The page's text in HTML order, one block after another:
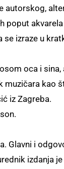
izraze u
oca i
kao
iz Zagreba.
Glavni i
izdanja